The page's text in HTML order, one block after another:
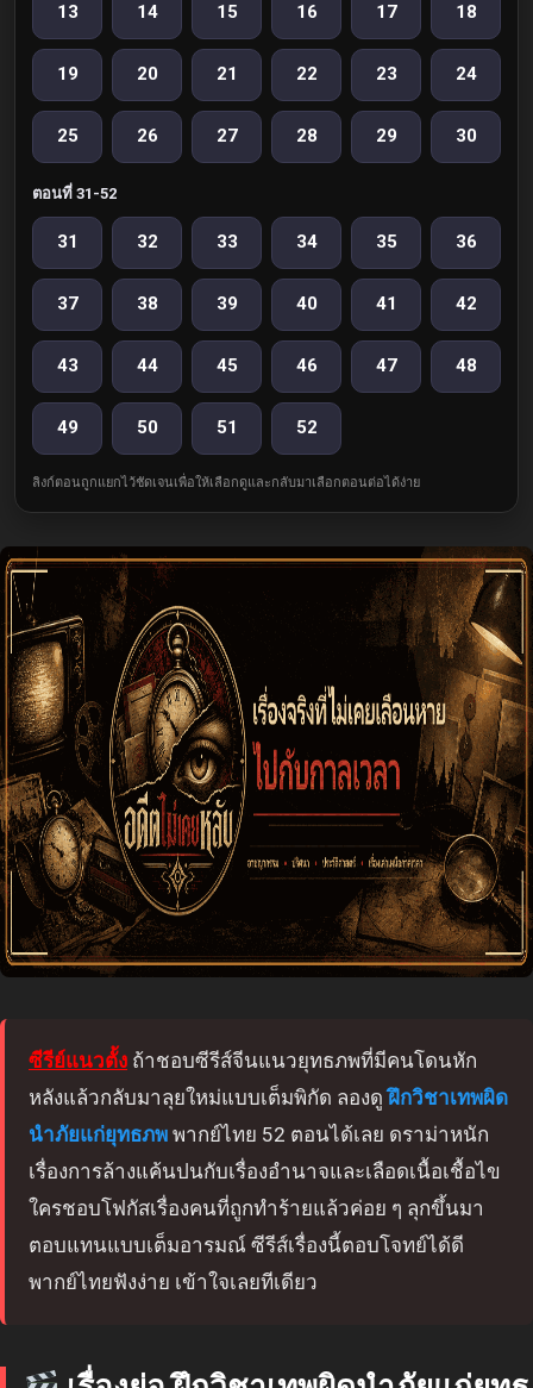
13 14 15 16 17 18
19 20 21 22 23 24
25 26 27 28 29 30
ตอนที่ 31-52
31 32 33 34 35 36
37 38 39 40 41 42
43 44 45 46 47 48
49 50 51 52
ลิงก์ตอนถูกแยกไว้ชัดเจนเพื่อให้เลือกดูและกลับมาเลือกตอนต่อได้ง่าย
ซีรีย์แนวตั้ง ถ้าชอบซีรีส์จีนแนวยุทธภพที่มีคนโดนหัก
หลังแล้วกลับมาลุยใหม่แบบเต็มพิกัด ลองดูฝึกวิชาเทพผิด
นำภัยแก่ยุทธภพ พากย์ไทย 52 ตอนได้เลย ดราม่าหนัก
เรื่องการล้างแค้นปนกับเรื่องอำนาจและเลือดเนื้อเชื้อไข
ใครชอบโฟกัสเรื่องคนที่ถูกทำร้ายแล้วค่อย ๆ ลุกขึ้นมา
ตอบแทนแบบเต็มอารมณ์ ซีรีส์เรื่องนี้ตอบโจทย์ได้ดี
พากย์ไทยฟังง่าย เข้าใจเลยทีเดียว